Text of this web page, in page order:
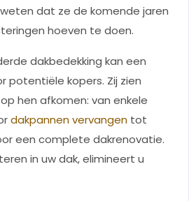
dat ze de komende jaren
hoeven te doen.
dakbedekking kan een
potentiële kopers. Zij zien
hen afkomen: van enkele
dakpannen vervangen tot
een complete dakrenovatie.
in uw dak, elimineert u